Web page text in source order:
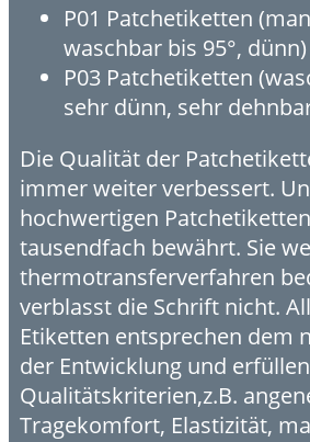
P01 Patchetiketten
waschbar bis 95°, dünn)
P03 Patchetiketten
sehr dünn, sehr
Die Qualität der
immer weiter verbessert.
hochwertigen
tausendfach bewährt. Sie
thermotransferverfahren
verblasst die Schrift nicht.
Etiketten entsprechen dem
der Entwicklung und
Qualitätskriterien,z.B.
Tragekomfort, Elastizität,